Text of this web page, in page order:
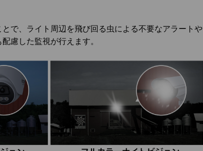
で、ライト周辺を飛び回る虫による不要なアラートや
慮した監視が行えます。